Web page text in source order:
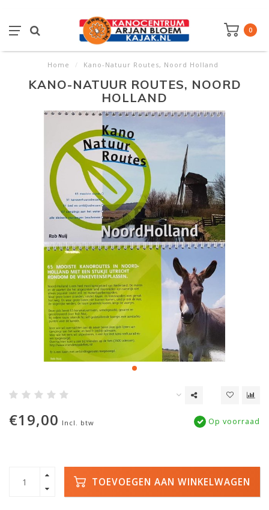
0
Home / Kano-Natuur Routes, Noord Holland
KANO-NATUUR ROUTES, NOORD
HOLLAND
€19,00 Incl. btw Op voorraad
TOEVOEGEN AAN WINKELWAGEN